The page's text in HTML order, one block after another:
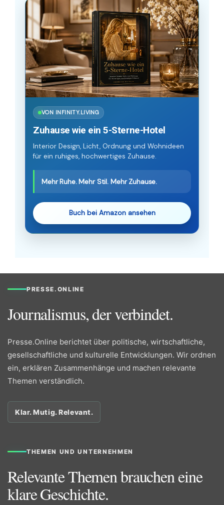
VON INFINITY.LIVING
Zuhause wie ein 5-Sterne-Hotel
Interior Design, Licht, Ordnung und Wohnideen
für ein ruhiges, hochwertiges Zuhause.
Mehr Ruhe. Mehr Stil. Mehr Zuhause.
Buch bei Amazon ansehen
PRESSE.ONLINE
Journalismus, der verbindet.
Presse.Online berichtet über politische, wirtschaftliche,
gesellschaftliche und kulturelle Entwicklungen. Wir ordnen
ein, erklären Zusammenhänge und machen relevante
Themen verständlich.
Klar. Mutig. Relevant.
THEMEN UND UNTERNEHMEN
Relevante Themen brauchen eine
klare Geschichte.